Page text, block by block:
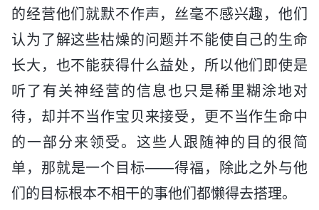
的经营他们就默不作声，丝毫不感兴趣，他们
认为了解这些枯燥的问题并不能使自己的生命
长大，也不能获得什么益处，所以他们即使是
听了有关神经营的信息也只是稀里糊涂地对
待，却并不当作宝贝来接受，更不当作生命中
的一部分来领受。这些人跟随神的目的很简
单，那就是一个目标——得福，除此之外与他
们的目标根本不相干的事他们都懒得去搭理。